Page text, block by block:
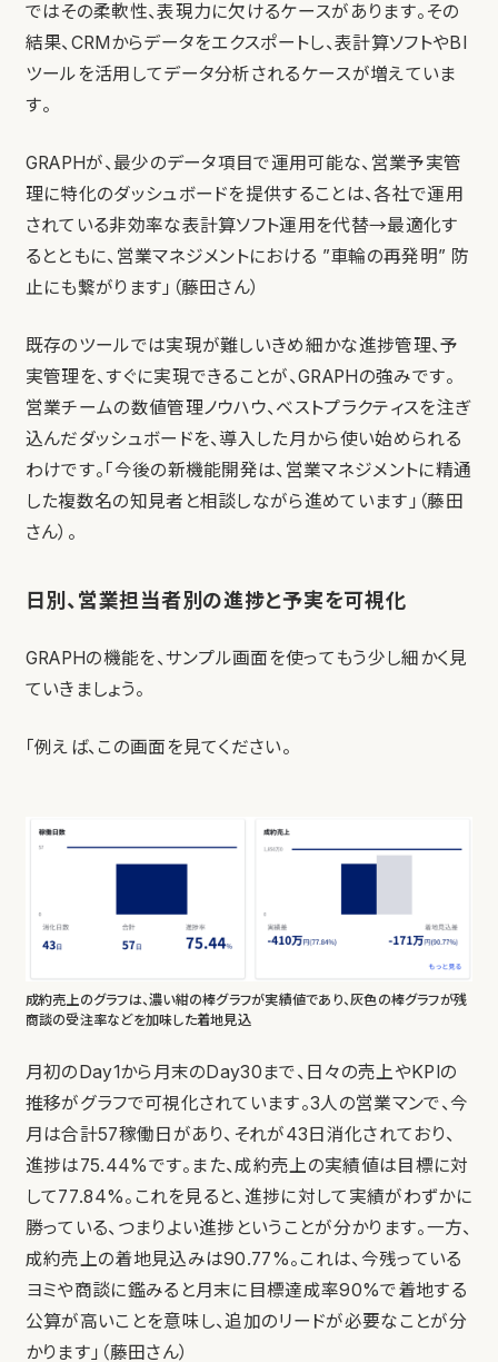
ではその柔軟性、表現力に欠けるケースがあります。その
結果、CRMからデータをエクスポートし、表計算ソフトやBI
ツールを活用してデータ分析されるケースが増えていま
す。
GRAPHが、最少のデータ項目で運用可能な、営業予実管
理に特化のダッシュボードを提供することは、各社で運用
されている非効率な表計算ソフト運用を代替→最適化す
るとともに、営業マネジメントにおける ”車輪の再発明” 防
止にも繋がります」（藤田さん）
既存のツールでは実現が難しいきめ細かな進捗管理、予
実管理を、すぐに実現できることが、GRAPHの強みです。
営業チームの数値管理ノウハウ、ベストプラクティスを注ぎ
込んだダッシュボードを、導入した月から使い始められる
わけです。「今後の新機能開発は、営業マネジメントに精通
した複数名の知見者と相談しながら進めています」（藤田
さん）。
日別、営業担当者別の進捗と予実を可視化
GRAPHの機能を、サンプル画面を使ってもう少し細かく見
ていきましょう。
「例えば、この画面を見てください。
成約売上のグラフは、濃い紺の棒グラフが実績値であり、灰色の棒グラフが残
商談の受注率などを加味した着地見込
月初のDay1から月末のDay30まで、日々の売上やKPIの
推移がグラフで可視化されています。3人の営業マンで、今
月は合計57稼働日があり、それが43日消化されており、
進捗は75.44%です。また、成約売上の実績値は目標に対
して77.84%。これを見ると、進捗に対して実績がわずかに
勝っている、つまりよい進捗ということが分かります。一方、
成約売上の着地見込みは90.77%。これは、今残っている
ヨミや商談に鑑みると月末に目標達成率90%で着地する
公算が高いことを意味し、追加のリードが必要なことが分
かります」（藤田さん）